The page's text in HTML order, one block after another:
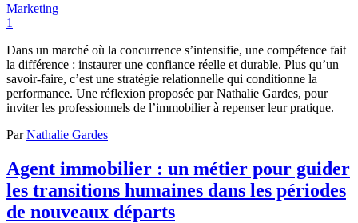
Marketing
1
Dans un marché où la concurrence s’intensifie, une compétence fait
la différence : instaurer une confiance réelle et durable. Plus qu’un
savoir-faire, c’est une stratégie relationnelle qui conditionne la
performance. Une réflexion proposée par Nathalie Gardes, pour
inviter les professionnels de l’immobilier à repenser leur pratique.
ParNathalie Gardes
Agent immobilier : un métier pour guider
les transitions humaines dans les périodes
de nouveaux départs